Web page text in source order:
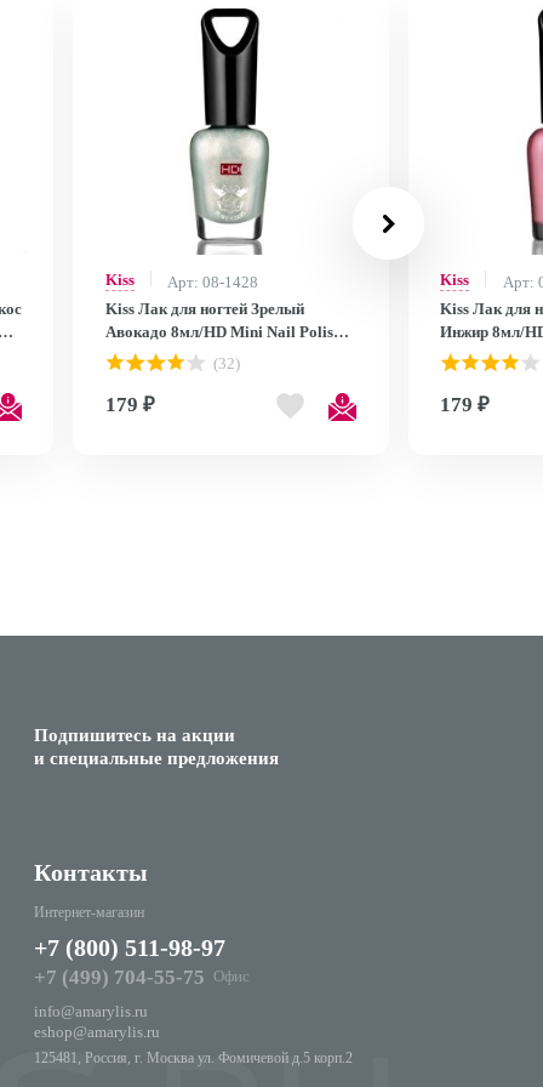
Kiss
Арт: 08-1428
Kiss Лак для ногтей Зрелый
Авокадо 8мл/HD Mini Nail Polish
MNP25
(32)
179 ₽
Kiss
Арт:
Kiss Лак для
Инжир 8мл/
MNP24
179 ₽
Подпишитесь на акции
и специальные предложения
Контакты
Интернет-магазин
+7 (800) 511-98-97
+7 (499) 704-55-75 Офис
info@amarylis.ru
eshop@amarylis.ru
125481, Россия, г. Москва ул. Фомичевой д.5 корп.2